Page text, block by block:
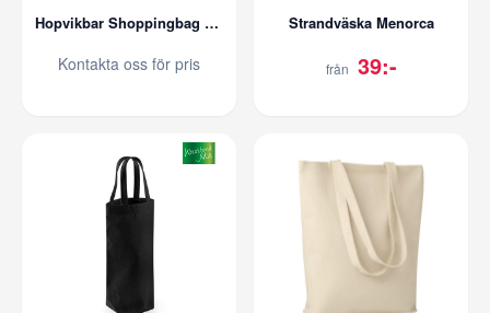
Hopvikbar Shoppingbag Karen
Kontakta oss för pris
Strandväska Menorca
från 39:-